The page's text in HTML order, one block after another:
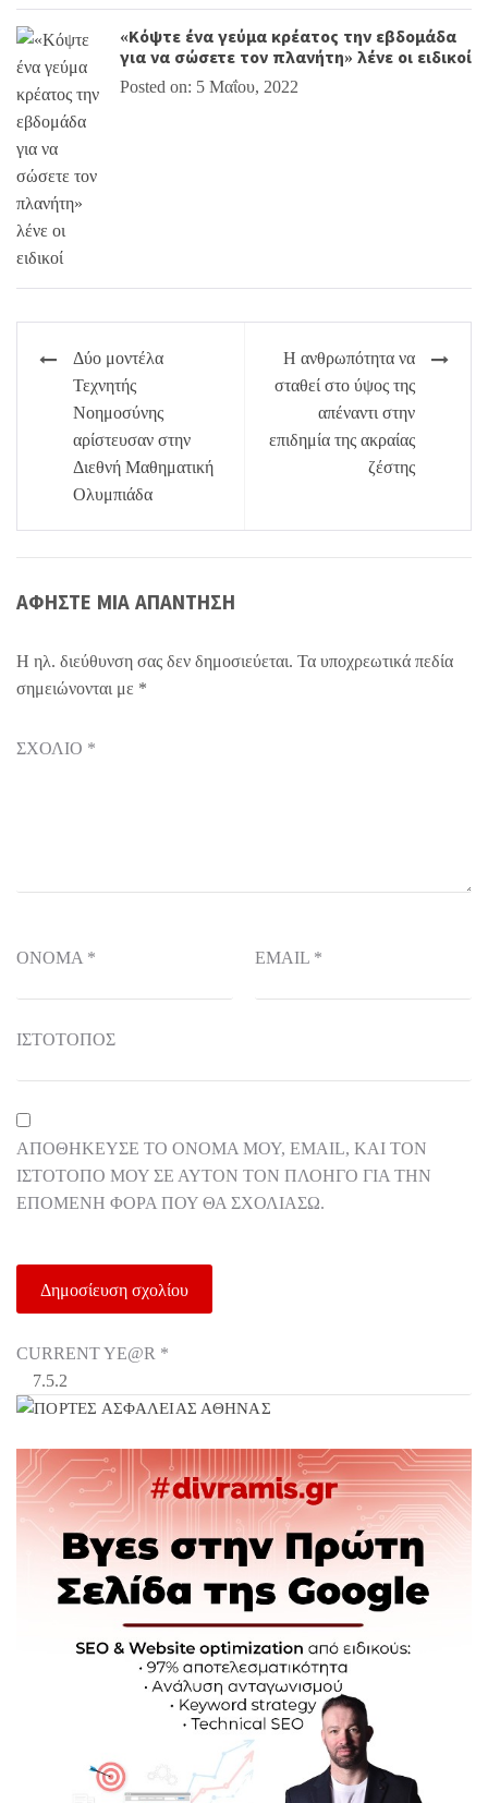
«Κόψτε ένα γεύμα κρέατος την εβδομάδα
για να σώσετε τον πλανήτη» λένε οι ειδικοί
Posted on: 5 Μαΐου, 2022
Πλοήγηση
άρθρων
Δύο μοντέλα
Τεχνητής
Νοημοσύνης
αρίστευσαν στην
Διεθνή Μαθηματική
Ολυμπιάδα
Η ανθρωπότητα να
σταθεί στο ύψος της
απέναντι στην
επιδημία της ακραίας
ζέστης
ΑΦΉΣΤΕ ΜΙΑ ΑΠΆΝΤΗΣΗ
Η ηλ. διεύθυνση σας δεν δημοσιεύεται. Τα υποχρεωτικά πεδία
σημειώνονται με *
ΣΧΌΛΙΟ *
ΌΝΟΜΑ * EMAIL *
ΙΣΤΌΤΟΠΟΣ
ΑΠΟΘΉΚΕΥΣΕ ΤΟ ΌΝΟΜΆ ΜΟΥ, EMAIL, ΚΑΙ ΤΟΝ
ΙΣΤΌΤΟΠΟ ΜΟΥ ΣΕ ΑΥΤΌΝ ΤΟΝ ΠΛΟΗΓΌ ΓΙΑ ΤΗΝ
ΕΠΌΜΕΝΗ ΦΟΡΆ ΠΟΥ ΘΑ ΣΧΟΛΙΆΣΩ.
CURRENT YE@R *